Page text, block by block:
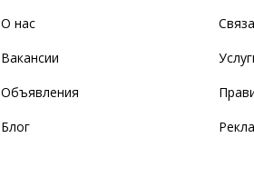
О нас
Вакансии
Объявления
Блог